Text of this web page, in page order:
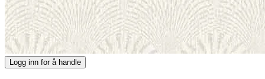
Logg inn for å handle